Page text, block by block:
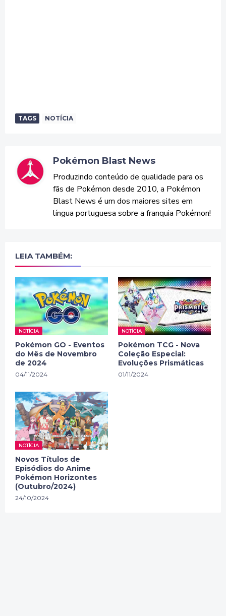
TAGS NOTÍCIA
Pokémon Blast News
Produzindo conteúdo de qualidade para os
fãs de Pokémon desde 2010, a Pokémon
Blast News é um dos maiores sites em
língua portuguesa sobre a franquia Pokémon!
LEIA TAMBÉM:
NOTÍCIA
Pokémon GO - Eventos
do Mês de Novembro
de 2024
04/11/2024
NOTÍCIA
Pokémon TCG - Nova
Coleção Especial:
Evoluções Prismáticas
01/11/2024
NOTÍCIA
Novos Títulos de
Episódios do Anime
Pokémon Horizontes
(Outubro/2024)
24/10/2024